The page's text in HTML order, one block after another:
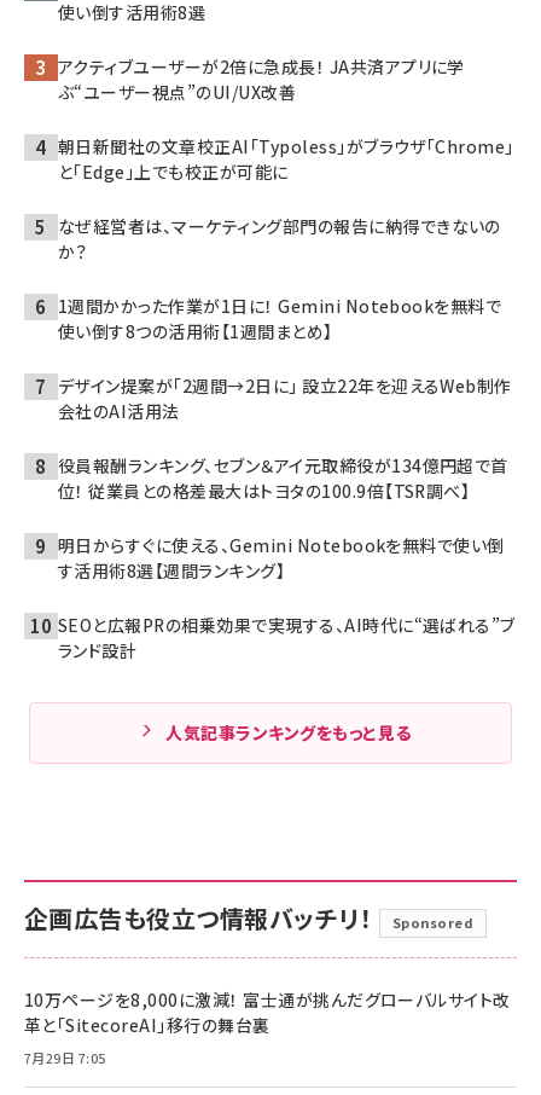
使い倒す活用術8選
アクティブユーザーが2倍に急成長！ JA共済アプリに学
ぶ“ユーザー視点”のUI/UX改善
朝日新聞社の文章校正AI「Typoless」がブラウザ「Chrome」
と「Edge」上でも校正が可能に
なぜ経営者は、マーケティング部門の報告に納得できないの
か？
1週間かかった作業が1日に！ Gemini Notebookを無料で
使い倒す8つの活用術【1週間まとめ】
デザイン提案が「2週間→2日に」 設立22年を迎えるWeb制作
会社のAI活用法
役員報酬ランキング、セブン＆アイ元取締役が134億円超で首
位！ 従業員との格差最大はトヨタの100.9倍【TSR調べ】
明日からすぐに使える、Gemini Notebookを無料で使い倒
す活用術8選【週間ランキング】
SEOと広報PRの相乗効果で実現する、AI時代に“選ばれる”ブ
ランド設計
人気記事ランキングをもっと見る
企画広告も役立つ情報バッチリ！ Sponsored
10万ページを8,000に激減！ 富士通が挑んだグローバルサイト改
革と「SitecoreAI」移行の舞台裏
7月29日 7:05